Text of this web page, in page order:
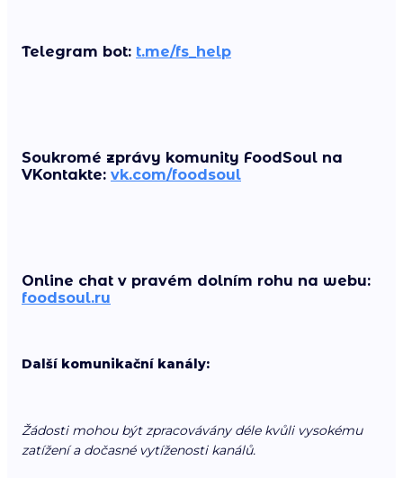
Telegram bot: t.me/fs_help
Soukromé zprávy komunity FoodSoul na
VKontakte: vk.com/foodsoul
Online chat v pravém dolním rohu na webu:
foodsoul.ru
Další komunikační kanály:
Žádosti mohou být zpracovávány déle kvůli vysokému
zatížení a dočasné vytíženosti kanálů.